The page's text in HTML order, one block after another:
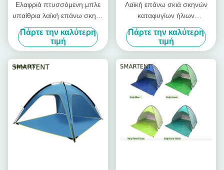
Ελαφριά πτυσσόμενη μπλε
υπαίθρια λαϊκή επάνω σκηνή
70X50X45cm καταφυγίων
ήλιων πολυεστέρα σκηνών
190T στρατοπέδευσης
Πάρτε την καλύτερη
τιμή
Λαϊκή επάνω σκιά σκηνών
καταφυγίων ήλιων
πολυεστέρα 190T για την
μπροστινή W κουρτίνα
πορτών παραλιών
Πάρτε την καλύτερη
τιμή